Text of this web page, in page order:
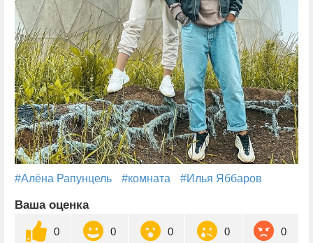
#Алёна Рапунцель #комната #Илья Яббаров
Ваша оценка
0 0 0 0 0